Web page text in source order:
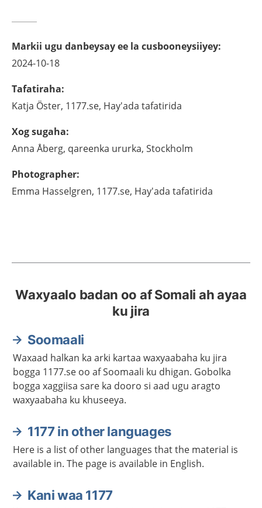
Markii ugu danbeysay ee la cusbooneysiiyey:
2024-10-18
Tafatiraha:
Katja Öster, 1177.se, Hay'ada tafatirida
Xog sugaha:
Anna Åberg, qareenka ururka, Stockholm
Photographer:
Emma Hasselgren, 1177.se, Hay'ada tafatirida
Waxyaalo badan oo af Somali ah ayaa
ku jira
Soomaali
Waxaad halkan ka arki kartaa waxyaabaha ku jira
bogga 1177.se oo af Soomaali ku dhigan. Gobolka
bogga xaggiisa sare ka dooro si aad ugu aragto
waxyaabaha ku khuseeya.
1177 in other languages
Here is a list of other languages that the material is
available in. The page is available in English.
Kani waa 1177